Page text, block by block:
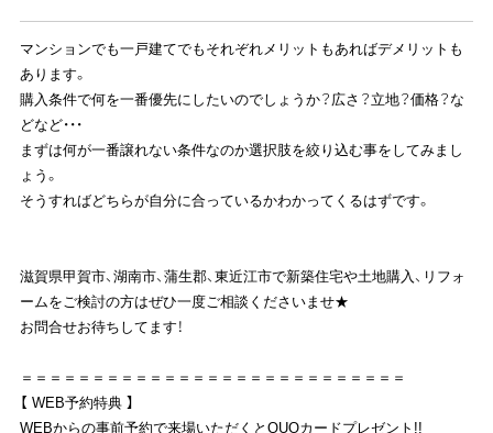
マンションでも一戸建てでもそれぞれメリットもあればデメリットも
あります。
購入条件で何を一番優先にしたいのでしょうか？広さ？立地？価格？な
どなど・・・
まずは何が一番譲れない条件なのか選択肢を絞り込む事をしてみまし
ょう。
そうすればどちらが自分に合っているかわかってくるはずです。
滋賀県甲賀市、湖南市、蒲生郡、東近江市で新築住宅や土地購入、リフォ
ームをご検討の方はぜひ一度ご相談くださいませ★
お問合せお待ちしてます！
＝＝＝＝＝＝＝＝＝＝＝＝＝＝＝＝＝＝＝＝＝＝＝＝＝＝＝
【 WEB予約特典 】
WEBからの事前予約で来場いただくとQUOカードプレゼント!!